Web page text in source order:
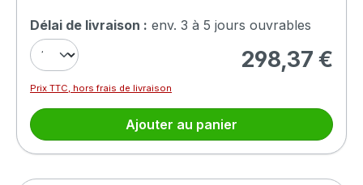
Délai de livraison : env. 3 à 5 jours ouvrables
Prix régulier :
298,37 €
Prix TTC, hors frais de livraison
Ajouter au panier